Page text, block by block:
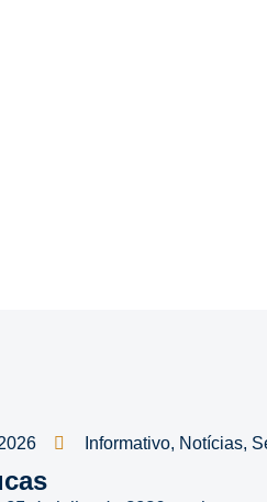
Informativo, Notícias,